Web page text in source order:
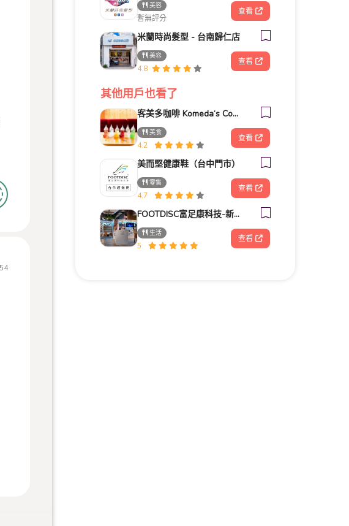
美容
暫無評分
查看
米蘭時尚髮型 - 台南歸仁店
美容
4.8
查看
其他用戶也看了
客美多咖啡 Komeda‘s Coffee - 台南小北店
美食
4.2
查看
美而堅健康鞋（台中門市）
零售
4.7
查看
FOOTDISC富足康科技-新光三越-西門店
生活
5
查看